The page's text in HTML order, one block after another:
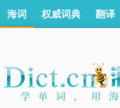
海词 权威词典 翻译